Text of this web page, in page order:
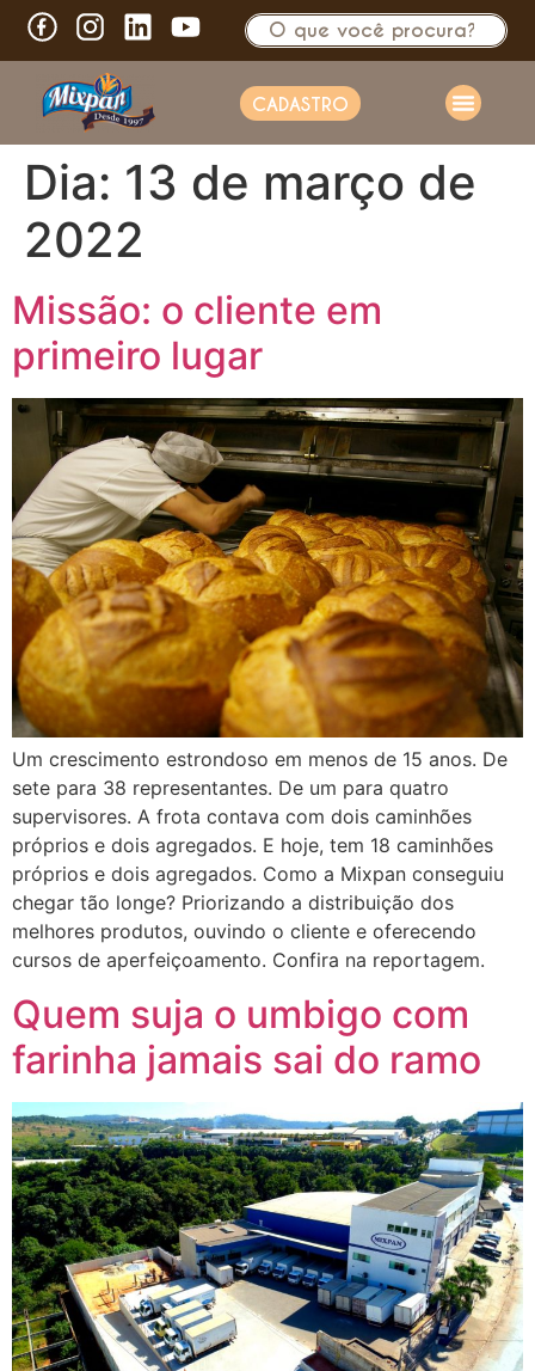
CADASTRO
Dia: 13 de março de
2022
Missão: o cliente em
primeiro lugar
Um crescimento estrondoso em menos de 15 anos. De
sete para 38 representantes. De um para quatro
supervisores. A frota contava com dois caminhões
próprios e dois agregados. E hoje, tem 18 caminhões
próprios e dois agregados. Como a Mixpan conseguiu
chegar tão longe? Priorizando a distribuição dos
melhores produtos, ouvindo o cliente e oferecendo
cursos de aperfeiçoamento. Confira na reportagem.
Quem suja o umbigo com
farinha jamais sai do ramo